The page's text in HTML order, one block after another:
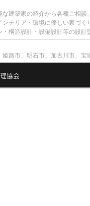
建築家の紹介から各種ご相
テリア・環境に優しい家づ
・構造設計・設備設計等の設
路市、明石市、加古川市、